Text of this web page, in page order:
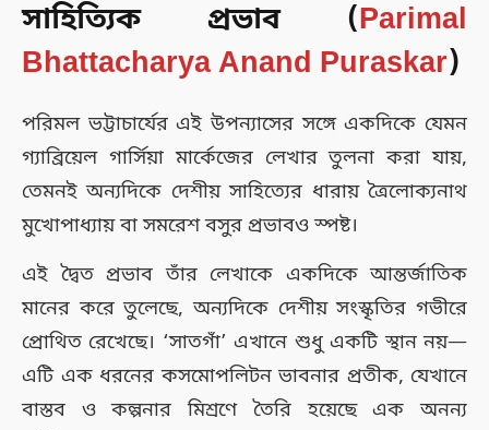
সাহিত্যিক প্রভাব (Parimal
Bhattacharya Anand Puraskar)
পরিমল ভট্টাচার্যের এই উপন্যাসের সঙ্গে একদিকে যেমন
গ্যাব্রিয়েল গার্সিয়া মার্কেজের লেখার তুলনা করা যায়,
তেমনই অন্যদিকে দেশীয় সাহিত্যের ধারায় ত্রৈলোক্যনাথ
মুখোপাধ্যায় বা সমরেশ বসুর প্রভাবও স্পষ্ট।
এই দ্বৈত প্রভাব তাঁর লেখাকে একদিকে আন্তর্জাতিক
মানের করে তুলেছে, অন্যদিকে দেশীয় সংস্কৃতির গভীরে
প্রোথিত রেখেছে। ‘সাতগাঁ’ এখানে শুধু একটি স্থান নয়—
এটি এক ধরনের কসমোপলিটন ভাবনার প্রতীক, যেখানে
বাস্তব ও কল্পনার মিশ্রণে তৈরি হয়েছে এক অনন্য